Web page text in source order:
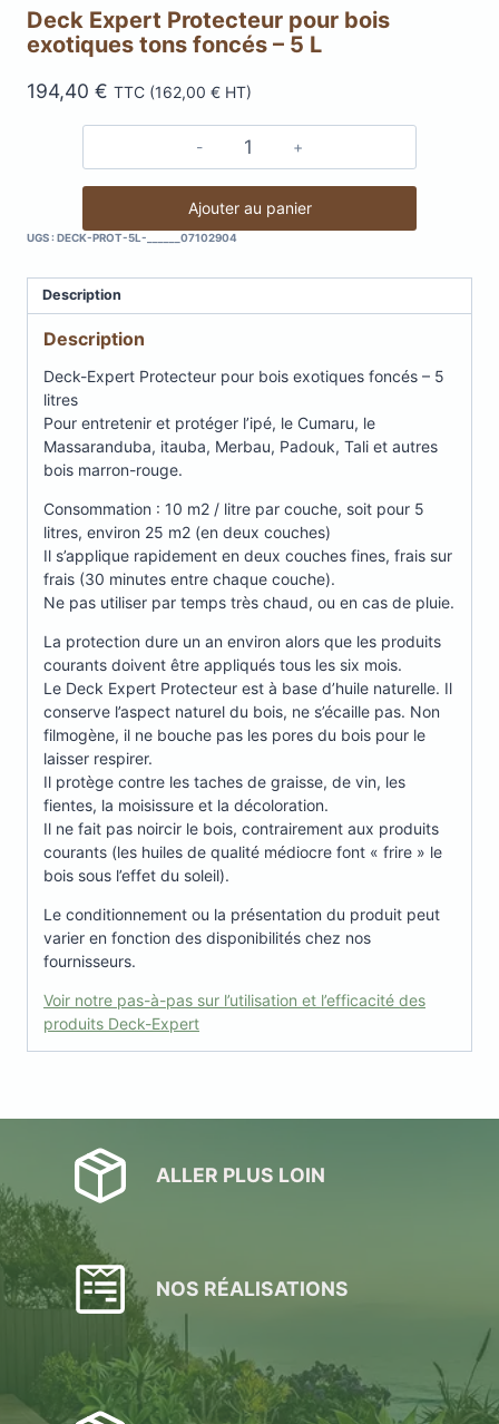
Deck Expert Protecteur pour bois
exotiques tons foncés – 5 L
194,40 € TTC (162,00 € HT)
quantité
Deck
Expert
pour
foncés
5
L
Ajouter au panier
UGS :DECK-PROT-5L-______07102904
Description
Description
Deck-Expert Protecteur pour bois exotiques foncés – 5
litres
Pour entretenir et protéger l’ipé, le Cumaru, le
Massaranduba, itauba, Merbau, Padouk, Tali et autres
bois marron-rouge.
Consommation : 10 m2 / litre par couche, soit pour 5
litres, environ 25 m2 (en deux couches)
Il s’applique rapidement en deux couches fines, frais sur
frais (30 minutes entre chaque couche).
Ne pas utiliser par temps très chaud, ou en cas de pluie.
La protection dure un an environ alors que les produits
courants doivent être appliqués tous les six mois.
Le Deck Expert Protecteur est à base d’huile naturelle. Il
conserve l’aspect naturel du bois, ne s’écaille pas. Non
filmogène, il ne bouche pas les pores du bois pour le
laisser respirer.
Il protège contre les taches de graisse, de vin, les
fientes, la moisissure et la décoloration.
Il ne fait pas noircir le bois, contrairement aux produits
courants (les huiles de qualité médiocre font « frire » le
bois sous l’effet du soleil).
Le conditionnement ou la présentation du produit peut
varier en fonction des disponibilités chez nos
fournisseurs.
Voir notre pas-à-pas sur l’utilisation et l’efficacité des
produits Deck-Expert
ALLER PLUS LOIN
NOS RÉALISATIONS